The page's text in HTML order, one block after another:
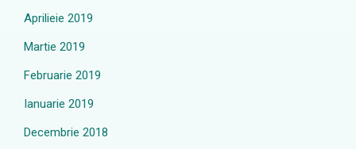
Aprilieie 2019
Martie 2019
Februarie 2019
Ianuarie 2019
Decembrie 2018